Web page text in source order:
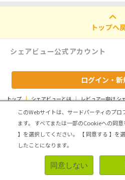
トップへ
シェアビュー公式アカウント
ログイン・
トップ | シェアビューとは | レビュアー向け シ
運営会社 | 個人情報の取扱いについて | 利用規
Copyright (C) ASMARQ
このWebサイトは、サードパーティのプ
ます。
すべてまたは一部のCookieへの同
】を選択してください。
【 同意する 】
したことになります。
同意しない